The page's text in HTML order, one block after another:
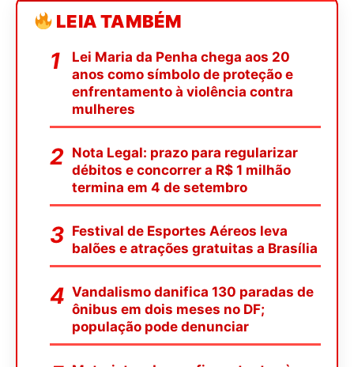
LEIA TAMBÉM
Lei Maria da Penha chega aos 20
anos como símbolo de proteção e
enfrentamento à violência contra
mulheres
Nota Legal: prazo para regularizar
débitos e concorrer a R$ 1 milhão
termina em 4 de setembro
Festival de Esportes Aéreos leva
balões e atrações gratuitas a Brasília
Vandalismo danifica 130 paradas de
ônibus em dois meses no DF;
população pode denunciar